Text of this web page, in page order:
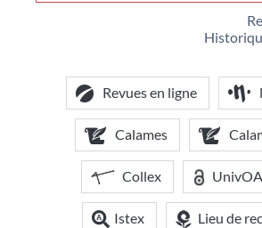
bibliothèque
Revues en ligne
Calames
Collex
Istex Lieu de